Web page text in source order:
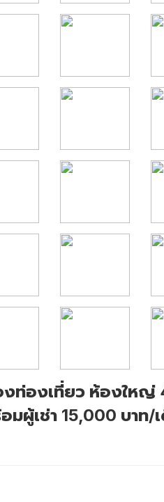
งท่องเที่ยว ห้องใหญ่
ผู้เช่า 15,000 บาท/